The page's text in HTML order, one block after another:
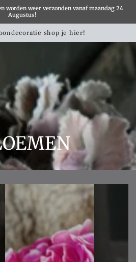
worden weer verzonden vanaf maandag 24
Augustus!
shop je hier!